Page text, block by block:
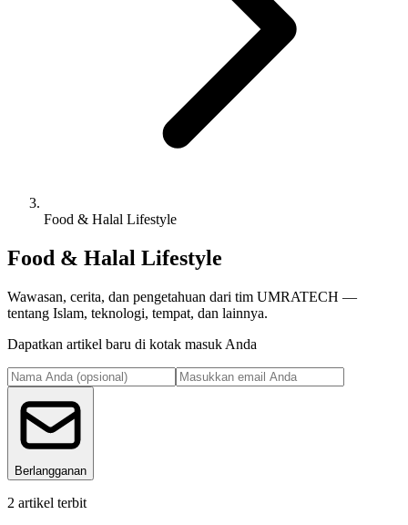
Food & Halal Lifestyle
Food & Halal Lifestyle
Wawasan, cerita, dan pengetahuan dari tim UMRATECH —
tentang Islam, teknologi, tempat, dan lainnya.
Dapatkan artikel baru di kotak masuk Anda
Berlangganan
2 artikel terbit